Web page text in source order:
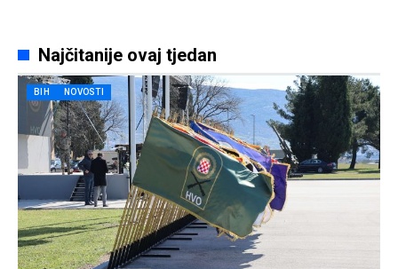
Najčitanije ovaj tjedan
BIH NOVOSTI